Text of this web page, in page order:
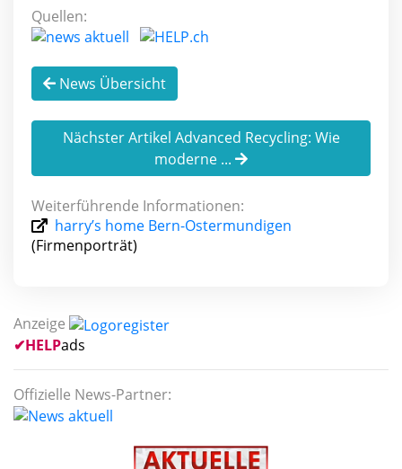
Quellen:
News Übersicht
Nächster Artikel Advanced Recycling: Wie
moderne ...
Weiterführende Informationen:
harry’s home Bern-Ostermundigen
(Firmenporträt)
Anzeige
✔HELPads
Offizielle News-Partner: